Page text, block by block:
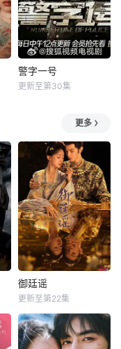
警字一号
更新至第30集
更多
御廷谣
更新至第22集